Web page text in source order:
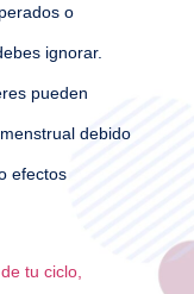
o
ignorar.
pueden
debido
efectos
tu ciclo,